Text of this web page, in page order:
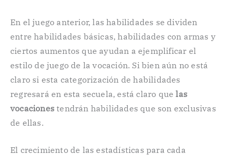
En el juego anterior, las habilidades se dividen
entre habilidades básicas, habilidades con armas y
ciertos aumentos que ayudan a ejemplificar el
estilo de juego de la vocación. Si bien aún no está
claro si esta categorización de habilidades
regresará en esta secuela, está claro quelas
vocaciones tendrán habilidades que son exclusivas
de ellas.
El crecimiento de las estadísticas para cada